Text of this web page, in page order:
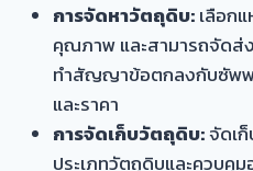
การจัดหาวัตถุดิบ:เลือก
คุณภาพ และสามารถจัดส่
ทำสัญญาข้อตกลงกับซัพพ
และราคา
การจัดเก็บวัตถุดิบ:จัดเ
ประเภทวัตถุดิบและควบคุ